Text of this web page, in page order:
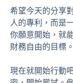
希望今天的分享
人的專利，而是
你願意開始，就
財務自由的目標。
現在就開始行動